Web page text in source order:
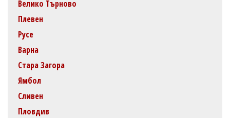
Велико Търново
Плевен
Русе
Варна
Стара Загора
Ямбол
Сливен
Пловдив